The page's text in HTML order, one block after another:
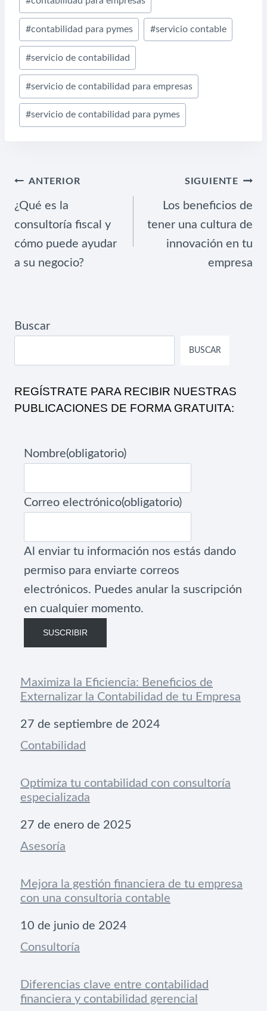
la
entrada:
#contabilidad para pymes #servicio contable
#servicio de contabilidad
#servicio de contabilidad para empresas
#servicio de contabilidad para pymes
NAVEGACIÓN
ENTRADAS
ANTERIOR
¿Qué es la
consultoría fiscal y
cómo puede ayudar
a su negocio?
SIGUIENTE
Los beneficios de
tener una cultura de
innovación en tu
empresa
Buscar
BUSCAR
REGÍSTRATE PARA RECIBIR NUESTRAS
PUBLICACIONES DE FORMA GRATUITA:
Nombre(obligatorio)
Correo electrónico(obligatorio)
Al enviar tu información nos estás dando
permiso para enviarte correos
electrónicos. Puedes anular la suscripción
en cualquier momento.
SUSCRIBIR
Maximiza la Eficiencia: Beneficios de
Externalizar la Contabilidad de tu Empresa
Fecha
27 de septiembre de 2024
Respecto a
Contabilidad
Optimiza tu contabilidad con consultoría
especializada
Fecha
27 de enero de 2025
Respecto a
Asesoría
Mejora la gestión financiera de tu empresa
con una consultoria contable
Fecha
10 de junio de 2024
Respecto a
Consultoría
Diferencias clave entre contabilidad
financiera y contabilidad gerencial